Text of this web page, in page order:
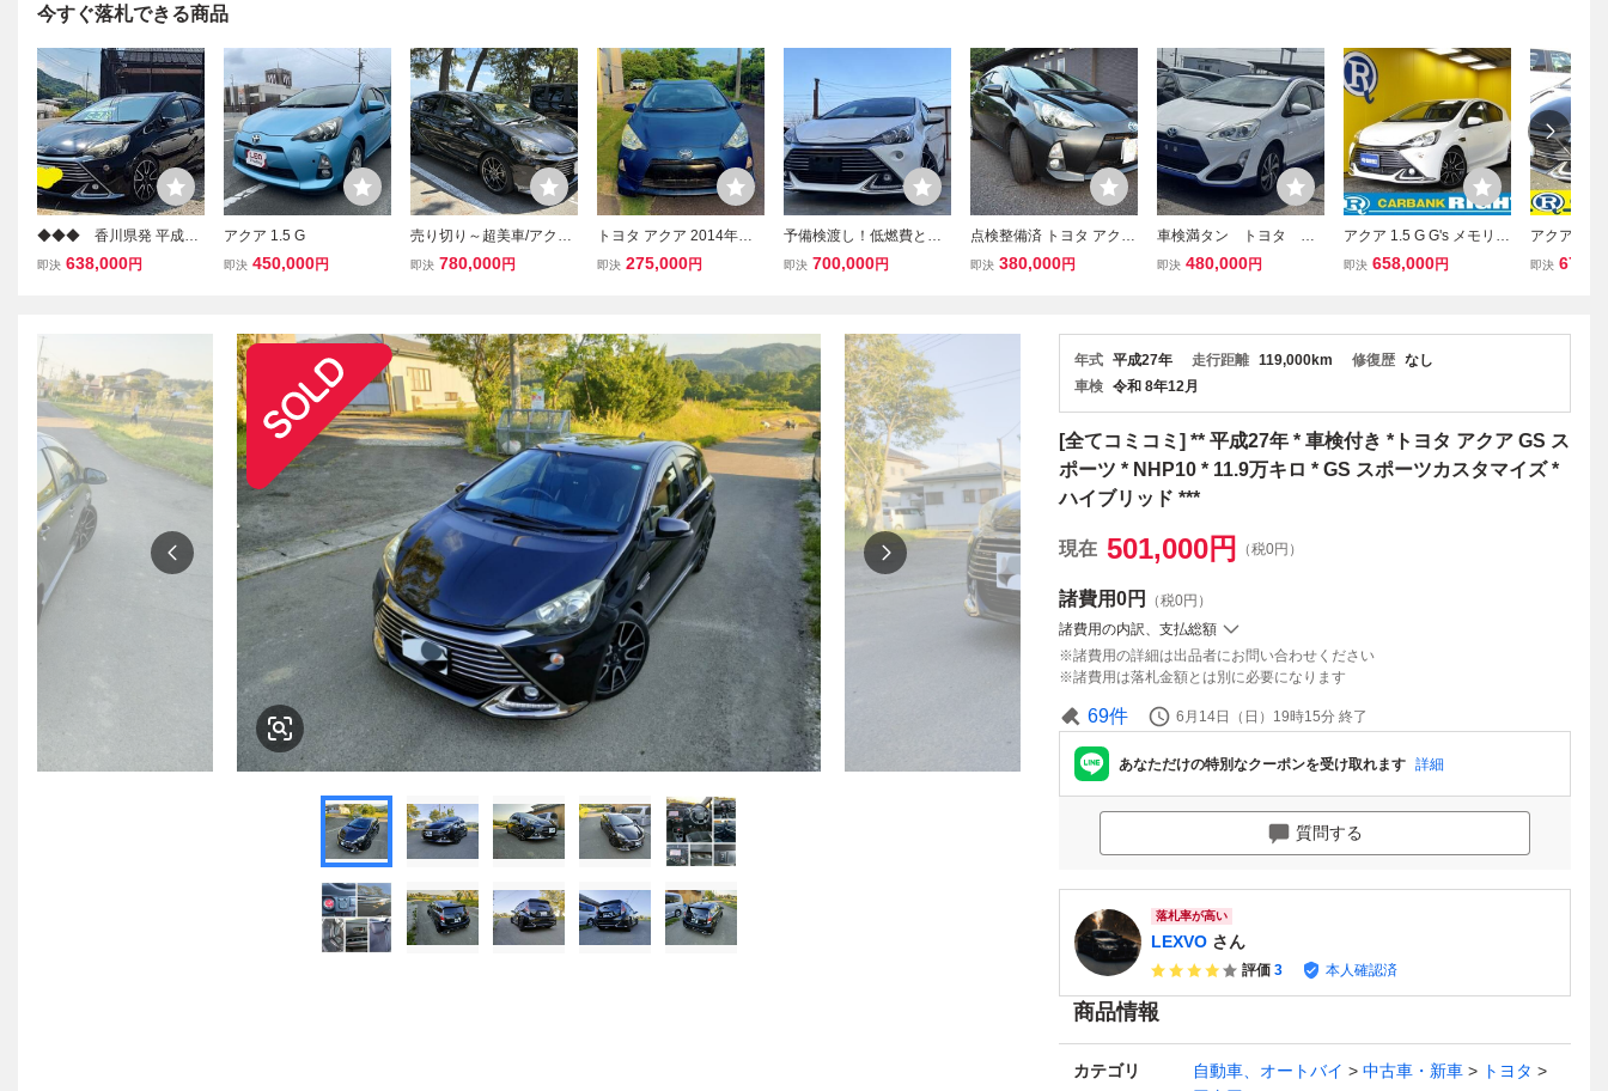
今すぐ落札できる商品
◆◆◆ 香川県発 平成27
年式 トヨタ アクア
即決 638,000円
アクア 1.5 G
即決 450,000円
売り切り～超美車/アクア
G/G's/専用エアロ/17イン
セーフティセンス
即決 780,000円
トヨタ アクア 2014年式
再出品
即決 275,000円
予備検渡し！低燃費と言
ったらトヨタ アクア！上
即決 700,000円
点検整備済 トヨタ アクア
G LEDヘッド スタッドレ
即決 380,000円
車検満タン トヨタ ア
クア X URBAN ナビ
即決 480,000円
アクア 1.5 G G's メモリー
ナビ バックカメラ blu
即決 658,000円
アクア 1.5
メラ クル
即決
年式 平成27年 走行距離 119,000km 修復歴 なし
車検 令和 8年12月
[全てコミコミ] ** 平成27年 * 車検付き *トヨタ アクア GS ス
ポーツ * NHP10 * 11.9万キロ * GS スポーツカスタマイズ *
ハイブリッド ***
現在 501,000円 （税0円）
諸費用0円
（税0円）
諸費用の内訳、支払総額
諸費用の詳細は出品者にお問い合わせください
諸費用は落札金額とは別に必要になります
69件 6月14日（日）19時15分 終了
あなただけの特別なクーポンを受け取れます 詳細
質問する
落札率が高い
LEXVO さん
評価 3 本人確認済
商品情報
カテゴリ 自動車、オートバイ 中古車・新車
トヨタ